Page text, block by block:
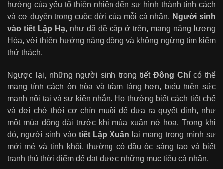
hưởng của yếu tố thiên nhiên đến sự hình thành tính cách
và cơ duyên trong cuộc đời của mỗi cá nhân. Người sinh
vào tiết Lập Hạ, như đã đề cập ở trên, mang năng lượng
Hỏa, với thiên hướng năng động và không ngừng tìm kiếm
thử thách.
Ngược lại, những người sinh trong tiết Đông Chícó thể
mang tính cách ôn hòa và trầm lắng hơn, biểu hiện sức
mạnh nội tại và sự kiên nhẫn. Họ thường biết cách tiết chế
và đợi chờ thời cơ chín muồi để đưa ra quyết định, như
một mùa đông dài trước khi mùa xuân nở hoa. Trong khi
đó, người sinh vào tiết Lập Xuân lại mang trong mình sự
mới mẻ và tinh khôi, thường có đầu óc sáng tạo và biết
tranh thủ thời điểm để đạt được những mục tiêu cá nhân.